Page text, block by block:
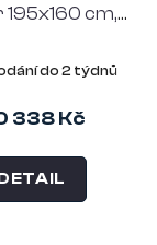
195x160 cm,
do 2 týdnů
338 Kč